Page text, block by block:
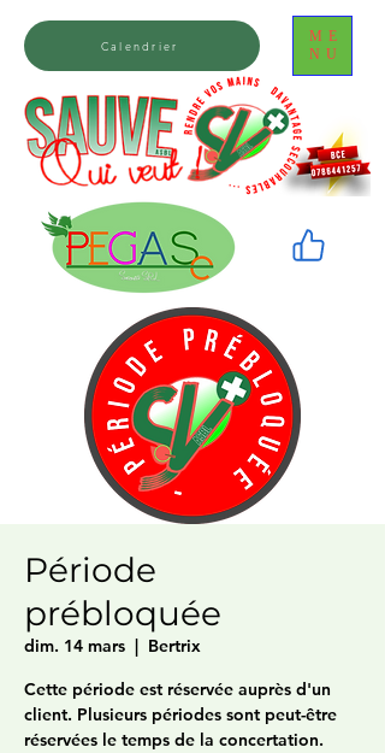
ME
NU
Calendrier
Période
prébloquée
dim. 14 mars
  |
Bertrix
Cette période est réservée auprès d'un
client. Plusieurs périodes sont peut-être
réservées le temps de la concertation.